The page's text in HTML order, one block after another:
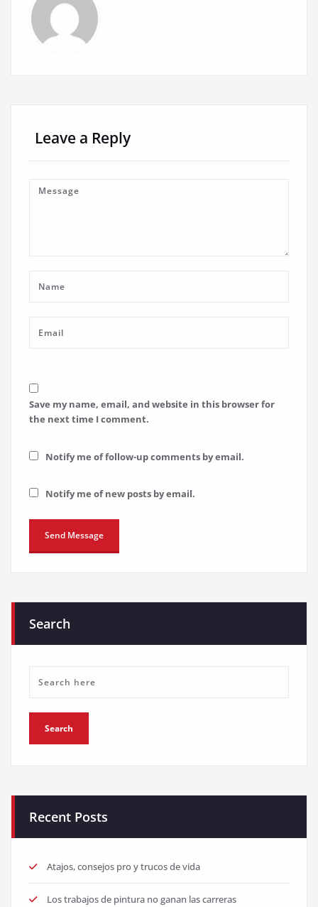
Leave a Reply
Save my name, email, and website in this browser for
the next time I comment.
Notify me of follow-up comments by email.
Notify me of new posts by email.
Search
Recent Posts
Atajos, consejos pro y trucos de vida
Los trabajos de pintura no ganan las carreras